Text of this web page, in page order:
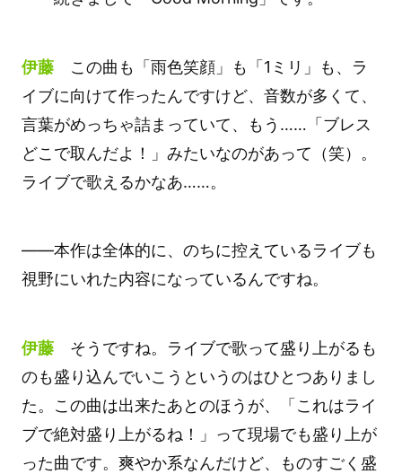
伊藤この曲も「雨色笑顔」も「1ミリ」も、ラ
イブに向けて作ったんですけど、音数が多くて、
言葉がめっちゃ詰まっていて、もう……「ブレス
どこで取んだよ！」みたいなのがあって（笑）。
ライブで歌えるかなあ……。
――本作は全体的に、のちに控えているライブも
視野にいれた内容になっているんですね。
伊藤そうですね。ライブで歌って盛り上がるも
のも盛り込んでいこうというのはひとつありまし
た。この曲は出来たあとのほうが、「これはライ
ブで絶対盛り上がるね！」って現場でも盛り上が
った曲です。爽やか系なんだけど、ものすごく盛